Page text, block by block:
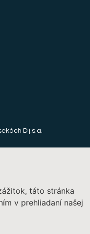
D j.s.a.